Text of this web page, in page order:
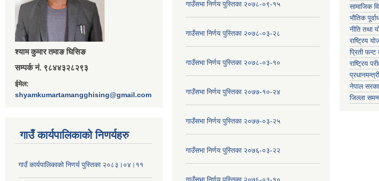
श्‍याम कुमार तमाङ घिसिङ
सम्पर्क नं. ९८४४३२८२९३
ईमेल:
shyamkumartamangghising@gmail.com
गाउँ कार्यपालिकाकाे निणर्यहरु
गाउँ कार्यपालिकाको निणर्य पुस्तिका २०८३।०४।११
गाउँसभा निर्णय पुस्तिका २०७८-०९-१५
गाउँसभा निर्णय पुस्तिका २०७८-०३-२८
गाउँसभा निर्णय पुस्तिका २०७८-०३-१०
गाउँसभा निर्णय पुस्तिका २०७७-१०-२४
गाउँसभा निर्णय पुस्तिका २०७७-०३-२५
गाउँसभा निर्णय पुस्तिका २०७६-०३-२२
सामाजिक
भौतिक
नीति तथा
राष्ट्रिय
प्रिती फन्ट
राष्ट्रिय
नेपाल
जिल्ला